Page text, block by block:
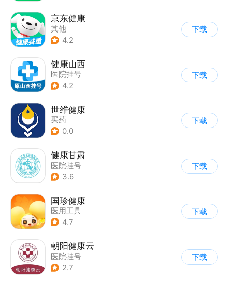
京东健康
其他
4.2
下载
健康山西
医院挂号
4.2
下载
世维健康
买药
0.0
下载
健康甘肃
医院挂号
3.6
下载
国珍健康
医用工具
4.7
下载
朝阳健康云
医院挂号
2.7
下载